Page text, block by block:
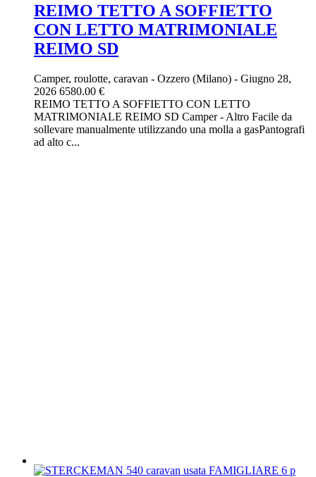
REIMO TETTO A SOFFIETTO
CON LETTO MATRIMONIALE
REIMO SD
Camper, roulotte, caravan - Ozzero (Milano) - Giugno 28,
2026 6580.00 €
REIMO TETTO A SOFFIETTO CON LETTO
MATRIMONIALE REIMO SD Camper - Altro Facile da
sollevare manualmente utilizzando una molla a gasPantografi
ad alto c...